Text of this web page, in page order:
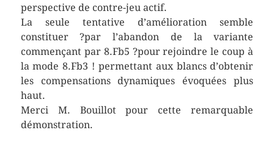
perspective de contre-jeu actif.
La seule tentative d’amélioration semble
constituer ?par l’abandon de la variante
commençant par 8.Fb5 ?pour rejoindre le coup à
la mode 8.Fb3 ! permettant aux blancs d’obtenir
les compensations dynamiques évoquées plus
haut.
Merci M. Bouillot pour cette remarquable
démonstration.